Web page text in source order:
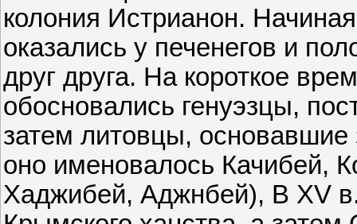
колония Истрианон.
оказались у печенегов и
друг друга. На короткое
обосновались генуэзцы,
затем литовцы, основавшие
оно именовалось Качибей,
Хаджибей, Аджнбей), В XV